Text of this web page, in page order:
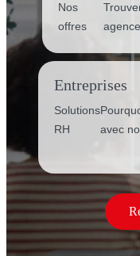
Nos
offres
agence
Entreprises
Solutions
RH
avec